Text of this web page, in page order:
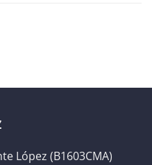
López (B1603CMA)